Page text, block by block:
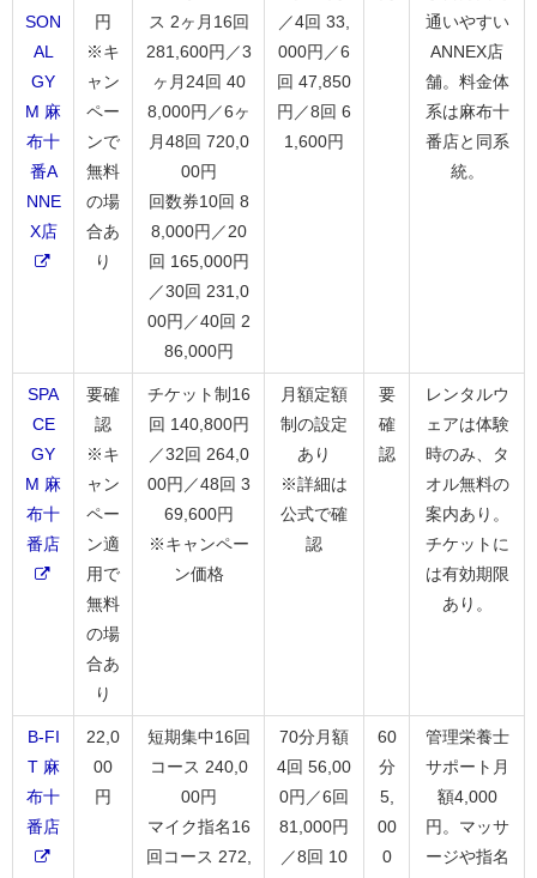
SON
AL
GY
M 麻
布十
番A
NNE
X店
円
※キ
ャン
ペー
ンで
無料
の場
合あ
り
ス 2ヶ月16回
281,600円／3
ヶ月24回 40
8,000円／6ヶ
月48回 720,0
00円
回数券10回 8
8,000円／20
回 165,000円
／30回 231,0
00円／40回 2
86,000円
／4回 33,
000円／6
回 47,850
円／8回 6
1,600円
通いやすい
ANNEX店
舗。料金体
系は麻布十
番店と同系
統。
SPA
CE
GY
M 麻
布十
番店
要確
認
※キ
ャン
ペー
ン適
用で
無料
の場
合あ
り
チケット制16
回 140,800円
／32回 264,0
00円／48回 3
69,600円
※キャンペー
ン価格
月額定額
制の設定
あり
※詳細は
公式で確
認
要
確
認
レンタルウ
ェアは体験
時のみ、タ
オル無料の
案内あり。
チケットに
は有効期限
あり。
B-FI
T 麻
布十
番店
22,0
00
円
短期集中16回
コース 240,0
00円
マイク指名16
回コース 272,
70分月額
4回 56,00
0円／6回
81,000円
／8回 10
60
分
5,
00
0
管理栄養士
サポート月
額4,000
円。マッサ
ージや指名